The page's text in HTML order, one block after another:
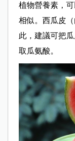
植物營養素，
相似。西瓜皮
此，建議可把
取瓜氨酸。